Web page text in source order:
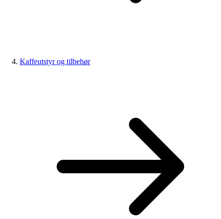
Kaffeutstyr og tilbehør